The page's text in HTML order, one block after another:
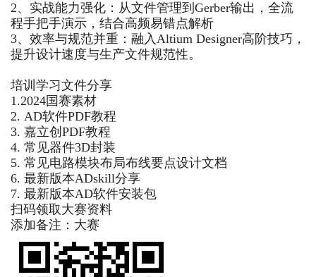
2、实战能力强化：从文件管理到Gerber输出，全流
程手把手演示，结合高频易错点解析
3、效率与规范并重：融入Altium Designer高阶技巧，
提升设计速度与生产文件规范性。
培训学习文件分享
1.2024国赛素材
2. AD软件PDF教程
3. 嘉立创PDF教程
4. 常见器件3D封装
5. 常见电路模块布局布线要点设计文档
6. 最新版本ADskill分享
7. 最新版本AD软件安装包
扫码领取大赛资料
添加备注：大赛